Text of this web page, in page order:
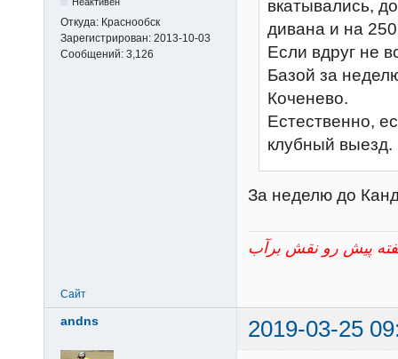
Откуда: Краснообск
Зарегистрирован: 2013-10-03
Сообщений: 3,126
вкатывались,
дивана и на
Если вдруг не
Базой за
Коченево.
Естественно,
клубный выезд.
За неделю до
Сайт
andns 2019-03-25